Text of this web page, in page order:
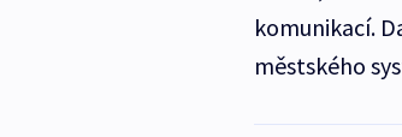
komunikací.
městského